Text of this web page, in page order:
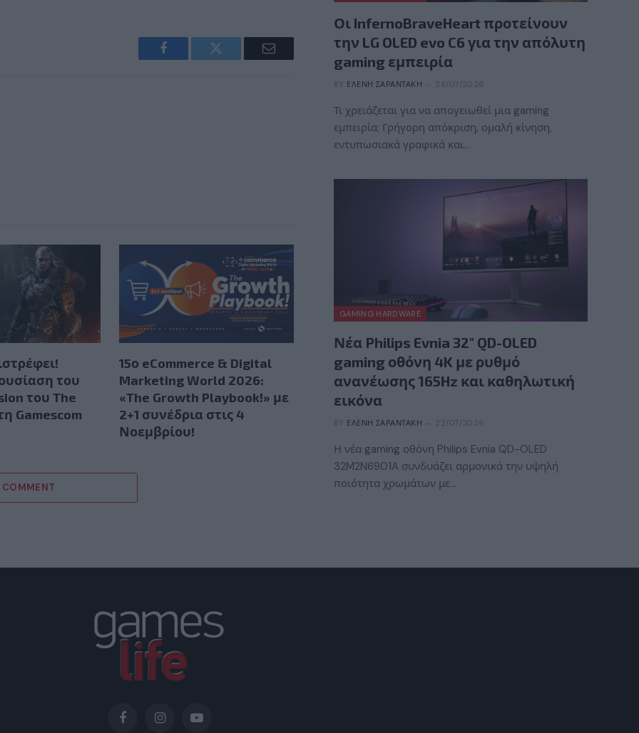
Facebook Twitter Email
του
του The
Gamescom
15ο eCommerce & Digital
Marketing World 2026:
«The Growth Playbook!» με
2+1 συνέδρια στις 4
Νοεμβρίου!
COMMENT
Οι InfernoBraveHeart προτείνουν
την LG OLED evo C6 για την απόλυτη
gaming εμπειρία
BY ΕΛΈΝΗ ΣΑΡΑΝΤΆΚΗ 28/07/2026
Τι χρειάζεται για να απογειωθεί μια gaming
εμπειρία; Γρήγορη απόκριση, ομαλή κίνηση,
εντυπωσιακά γραφικά και…
GAMING HARDWARE
Νέα Philips Evnia 32″ QD-OLED
gaming οθόνη 4K με ρυθμό
ανανέωσης 165Hz και καθηλωτική
εικόνα
BY ΕΛΈΝΗ ΣΑΡΑΝΤΆΚΗ 22/07/2026
Η νέα gaming οθόνη Philips Evnia QD-OLED
32M2N6901A συνδυάζει αρμονικά την υψηλή
ποιότητα χρωμάτων με…
FacebookInstagramYouTube